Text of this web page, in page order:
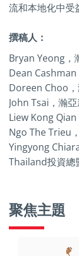
流和本地化中受
撰稿人：
Bryan Yeong，
Dean
Doreen Choo
John Tsai，瀚
Liew Kong
Ngo The Trieu
Yingyong
Thailand投資總
聚焦主題